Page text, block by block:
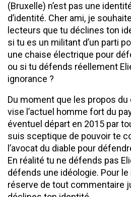
(Bruxelle) n’est pas une
d’identité. Cher ami, je
lecteurs que tu déclines ton
si tu es un militant d’un parti
une chaise électrique pour
ou si tu défends réellement
ignorance ?
Du moment que les propos du
vise l’actuel homme fort du
éventuel départ en 2015 par
suis sceptique de pouvoir te
l’avocat du diable pour
En réalité tu ne défends pas
défends une idéologie. Pour
réserve de tout commentaire